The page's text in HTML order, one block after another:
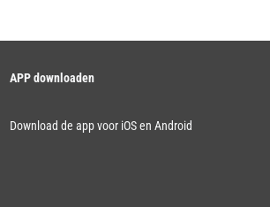
APP downloaden
Download de app voor iOS en Android